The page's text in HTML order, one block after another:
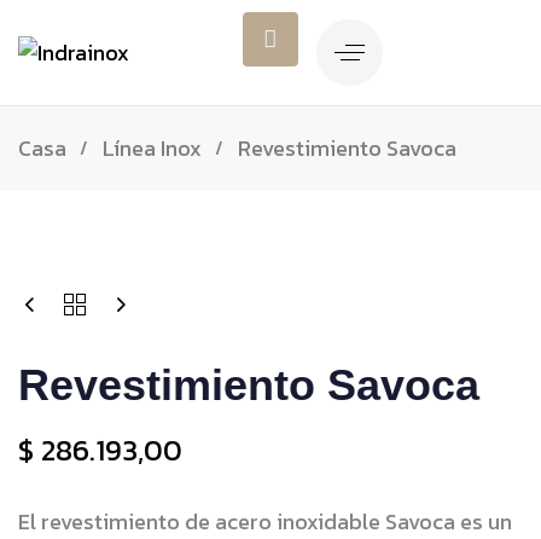
Casa Línea Inox Revestimiento Savoca
Revestimiento Savoca
$ 286.193,00
El revestimiento de acero inoxidable Savoca es un